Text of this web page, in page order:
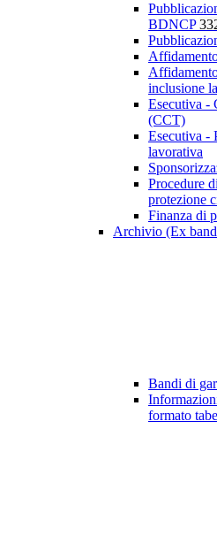
BDNCP
inclusione
Esecutiva -
(CCT)
Esecutiva -
lavorativa
Procedure
protezione
Finanza di
Archivio (Ex
Bandi di
formato